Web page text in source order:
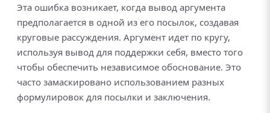
Эта ошибка возникает, когда вывод аргумента
предполагается в одной из его посылок, создавая
круговые рассуждения. Аргумент идет по кругу,
используя вывод для поддержки себя, вместо того
чтобы обеспечить независимое обоснование. Это
часто замаскировано использованием разных
формулировок для посылки и заключения.